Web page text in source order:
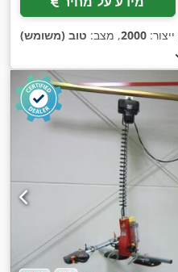
2000, מצב: טוב (משומש)